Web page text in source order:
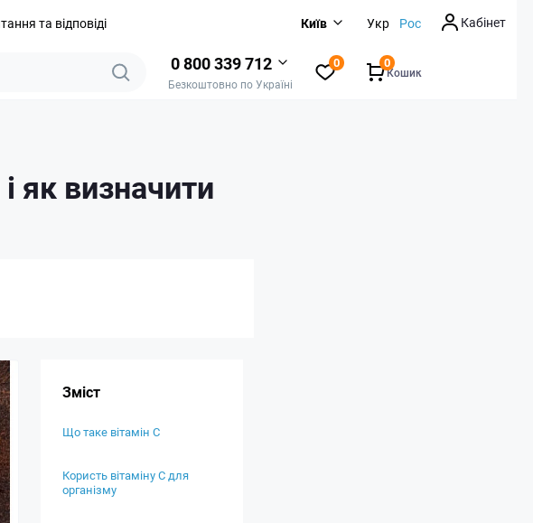
та відповіді Київ Укр Рос Кабінет
0 800 339 712
Безкоштовно по Україні
0
Кошик
0
як визначити
Зміст
Що таке вітамін С
Користь вітаміну С для
організму